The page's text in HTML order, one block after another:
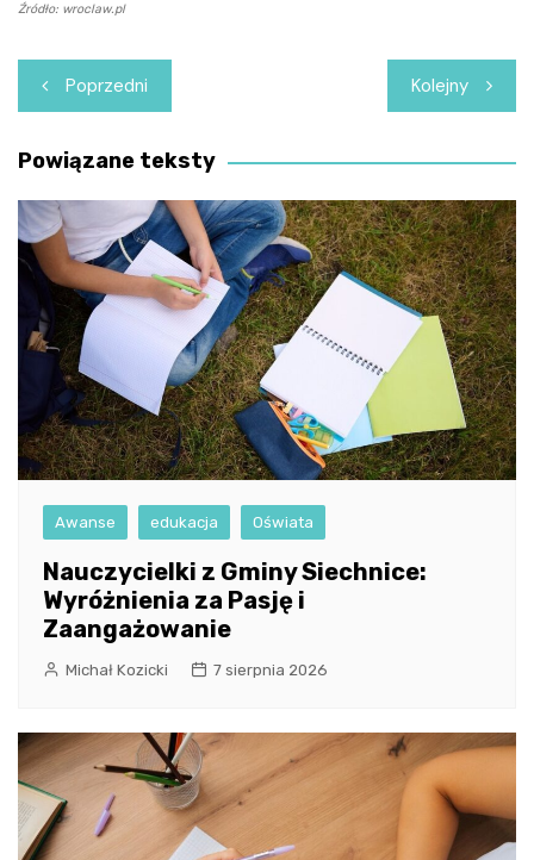
Źródło: wroclaw.pl
Nawigacja
wpisu
Poprzedni Kolejny
Powiązane teksty
Awanse edukacja Oświata
Nauczycielki z Gminy Siechnice:
Wyróżnienia za Pasję i
Zaangażowanie
Michał Kozicki 7 sierpnia 2026